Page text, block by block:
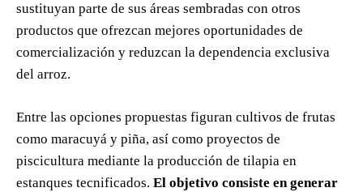
sustituyan parte de sus áreas sembradas con otros
productos que ofrezcan mejores oportunidades de
comercialización y reduzcan la dependencia exclusiva
del arroz.
Entre las opciones propuestas figuran cultivos de frutas
como maracuyá y piña, así como proyectos de
piscicultura mediante la producción de tilapia en
estanques tecnificados. El objetivo consiste en generar